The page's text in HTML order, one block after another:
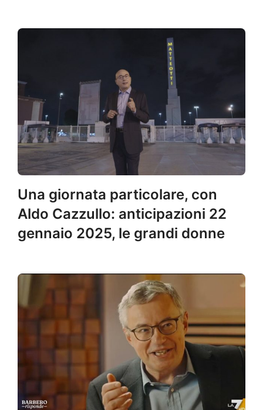
Una giornata particolare, con
Aldo Cazzullo: anticipazioni 22
gennaio 2025, le grandi donne